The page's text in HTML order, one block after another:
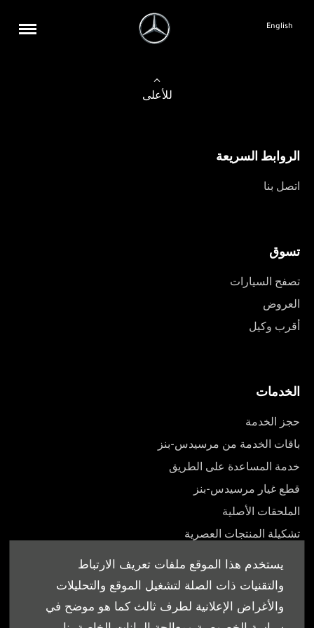
يستخدم هذا الموقع ملفات تعريف الارتباط
والتقنيات ذات الصلة لتشغيل الموقع والتحليلات
والأغراض الإعلانية لطرف ثالث كما هو موضح في
English
للأعلى
الروابط السريعة
اتصل بنا
تسوق
تصفح السيارات
العروض
أقرب وكيل
الخدمات
حجز الخدمة
باقات الخدمة من مرسيدس-بنز
خدمة المساعدة على الطريق
قطع غيار مرسيدس-بنز
الملحقات الأصلية
تشكيلة المنتجات العصرية